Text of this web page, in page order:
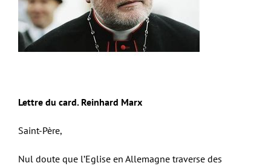
Lettre du card. Reinhard Marx
Saint-Père,
Nul doute que l’Eglise en Allemagne traverse des